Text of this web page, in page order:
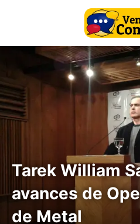
Tarek William
avances de
de Metal